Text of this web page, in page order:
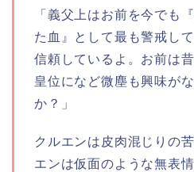
「義父上はお前を今でも
た血』として最も警戒し
信頼しているよ。お前は
皇位になど微塵も興味が
か？」
クルエンは皮肉混じりの
エンは仮面のような無表